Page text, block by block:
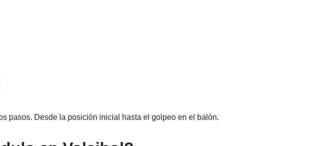
pasos. Desde la posición inicial hasta el golpeo en el balón.